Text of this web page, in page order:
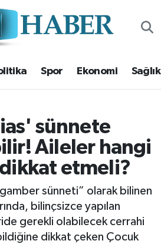
Spor Ekonomi Sağlık
sünnete
Aileler hangi
etmeli?
sünneti” olarak bilinen
bilinçsizce yapılan
gerekli olabilecek cerrahi
dikkat çeken Çocuk
ve Fikstür